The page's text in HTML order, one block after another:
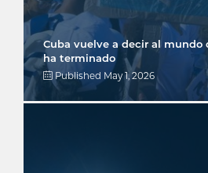
Cuba vuelve a decir al mundo
ha terminado
Published May 1, 2026